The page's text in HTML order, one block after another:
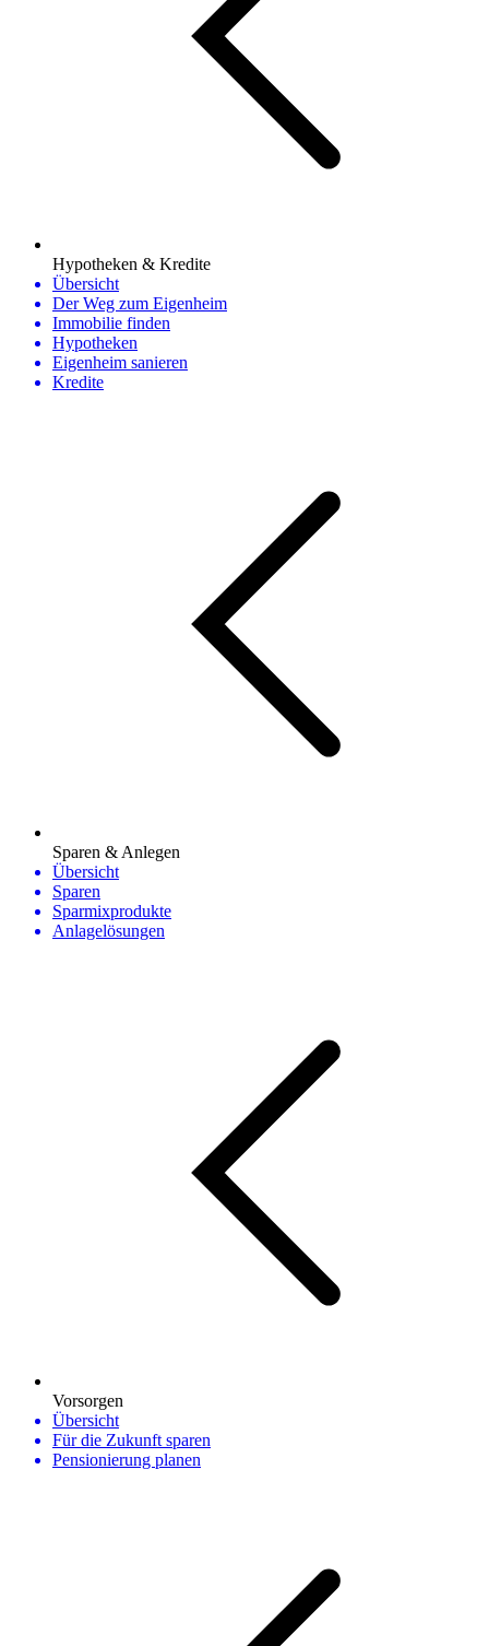
Hypotheken & Kredite
Übersicht
Der Weg zum Eigenheim
Immobilie finden
Hypotheken
Eigenheim sanieren
Kredite
Sparen & Anlegen
Übersicht
Sparen
Sparmixprodukte
Anlagelösungen
Vorsorgen
Übersicht
Für die Zukunft sparen
Pensionierung planen